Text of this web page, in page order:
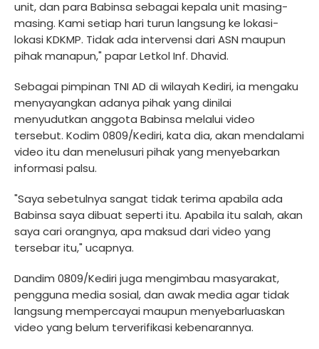
unit, dan para Babinsa sebagai kepala unit masing-
masing. Kami setiap hari turun langsung ke lokasi-
lokasi KDKMP. Tidak ada intervensi dari ASN maupun
pihak manapun," papar Letkol Inf. Dhavid.
Sebagai pimpinan TNI AD di wilayah Kediri, ia mengaku
menyayangkan adanya pihak yang dinilai
menyudutkan anggota Babinsa melalui video
tersebut. Kodim 0809/Kediri, kata dia, akan mendalami
video itu dan menelusuri pihak yang menyebarkan
informasi palsu.
"Saya sebetulnya sangat tidak terima apabila ada
Babinsa saya dibuat seperti itu. Apabila itu salah, akan
saya cari orangnya, apa maksud dari video yang
tersebar itu," ucapnya.
Dandim 0809/Kediri juga mengimbau masyarakat,
pengguna media sosial, dan awak media agar tidak
langsung mempercayai maupun menyebarluaskan
video yang belum terverifikasi kebenarannya.